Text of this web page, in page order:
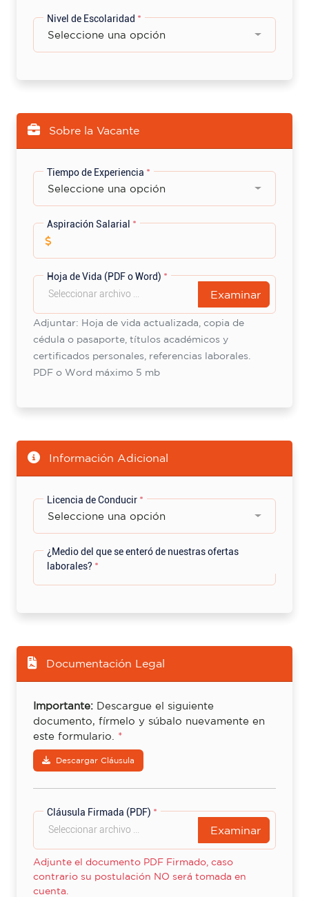
Nivel de Escolaridad *
Seleccione una opción
Sobre la Vacante
Tiempo de Experiencia *
Seleccione una opción
Aspiración Salarial *
Hoja de Vida (PDF o Word) *
Examinar
Adjuntar: Hoja de vida actualizada, copia de
cédula o pasaporte, títulos académicos y
certificados personales, referencias laborales.
PDF o Word máximo 5 mb
Información Adicional
Licencia de Conducir *
Seleccione una opción
¿Medio del que se enteró de nuestras ofertas
laborales? *
Seleccione una opción
Documentación Legal
Importante: Descargue el siguiente
documento, fírmelo y súbalo nuevamente en
este formulario. *
Descargar Cláusula
Cláusula Firmada (PDF) *
Examinar
Adjunte el documento PDF Firmado, caso
contrario su postulación NO será tomada en
cuenta.